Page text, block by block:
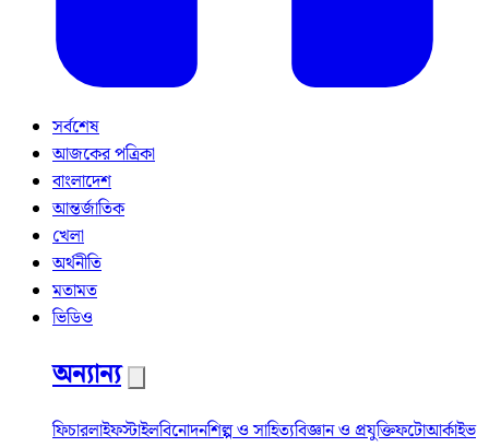
সর্বশেষ
আজকের পত্রিকা
বাংলাদেশ
আন্তর্জাতিক
খেলা
অর্থনীতি
মতামত
ভিডিও
অন্যান্য
ফিচারলাইফস্টাইলবিনোদনশিল্প ও সাহিত্যবিজ্ঞান ও প্রযুক্তিফটোআর্কাইভ